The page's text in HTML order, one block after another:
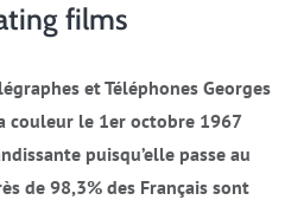
films
et Téléphones Georges
couleur le 1er octobre 1967
puisqu’elle passe au
de 98,3% des Français sont